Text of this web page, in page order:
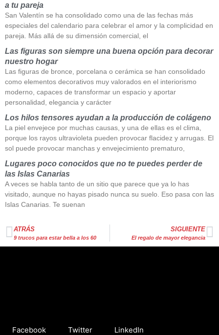
a tu pareja
San Valentín se ha consolidado como una de las fechas más
especiales del calendario para celebrar el amor y la complicidad en
pareja. Más allá de su dimensión comercial, el
Las figuras son siempre una buena opción para decorar
nuestro hogar
Las figuras de bronce, porcelana o cerámica se han consolidado
como elementos decorativos muy valorados en el interiorismo
moderno, capaces de transformar un espacio y aportar
personalidad, elegancia y carácter
Los hilos tensores ayudan a la producción de colágeno
La piel envejece por muchas causas, y una de ellas es el clima,
porque los rayos ultravioleta pueden provocar flacidez y arrugas. El
sol puede provocar manchas y envejecimiento prematuro,
Lugares poco conocidos que no te puedes perder de
las Islas Canarias
A veces se habla tanto de un sitio que parece que ya lo has
visitado, aunque no hayas pisado nunca su suelo. Eso pasa con las
Islas Canarias. Te suenan
ATRÁS
9 trucos para estar bella a los 60
SIGUIENTE
El regalo de mayor elegancia
Facebook Twitter LinkedIn